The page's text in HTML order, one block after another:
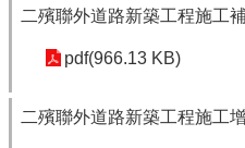
二殯聯外道路新築工程施工
pdf(966.13 KB)
二殯聯外道路新築工程施工